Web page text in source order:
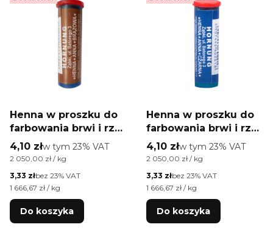
Henna w proszku do
farbowania brwi i rzęs
Anna Hornung fiolka
brązowa 2 g
Cena brutto
4,10 złw tym %s VAT
w tym 23% VAT
Cena jednostkowa brutto
2 050,00 zł / kg
Cena netto
3,33 złbez 23% VAT
Cena jednostkowa netto
1 666,67 zł / kg
Do koszyka
Henna w proszku do
farbowania brwi i rzęs
Anna Hornung fiolka
czarna 2 g
Cena brutto
4,10 złw tym %s VAT
w tym 23% VAT
Cena jednostkowa brutto
2 050,00 zł / kg
Cena netto
3,33 złbez 23% VAT
Cena jednostkowa netto
1 666,67 zł / kg
Do koszyka